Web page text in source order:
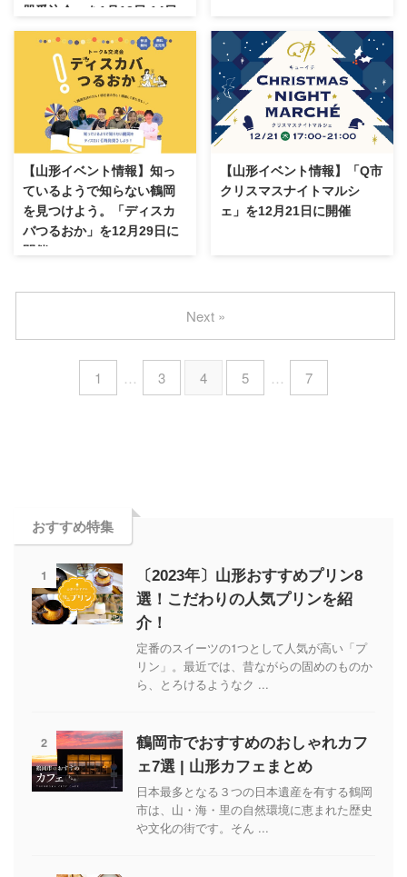
器受注会」を1月13日,14日
に開催
【山形イベント情報】知っ
ているようで知らない鶴岡
を見つけよう。「ディスカ
バつるおか」を12月29日に
開催
【山形イベント情報】「Q市
クリスマスナイトマルシ
ェ」を12月21日に開催
1 … 3 4 5 … 7
Next »
おすすめ特集
1
〔2023年〕山形おすすめプリン8
選！こだわりの人気プリンを紹
介！
定番のスイーツの1つとして人気が高い「プ
リン」。最近では、昔ながらの固めのものか
ら、とろけるようなク ...
2
鶴岡市でおすすめのおしゃれカフ
ェ7選 | 山形カフェまとめ
日本最多となる３つの日本遺産を有する鶴岡
市は、山・海・里の自然環境に恵まれた歴史
や文化の街です。そん ...